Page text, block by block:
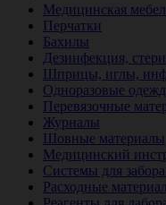
Медицинская
Перчатки
Бахилы
Дезинфекция,
Шприцы, иглы,
Одноразовые
Перевязочные
Журналы
Шовные материалы
Медицинский
Системы для
Расходные